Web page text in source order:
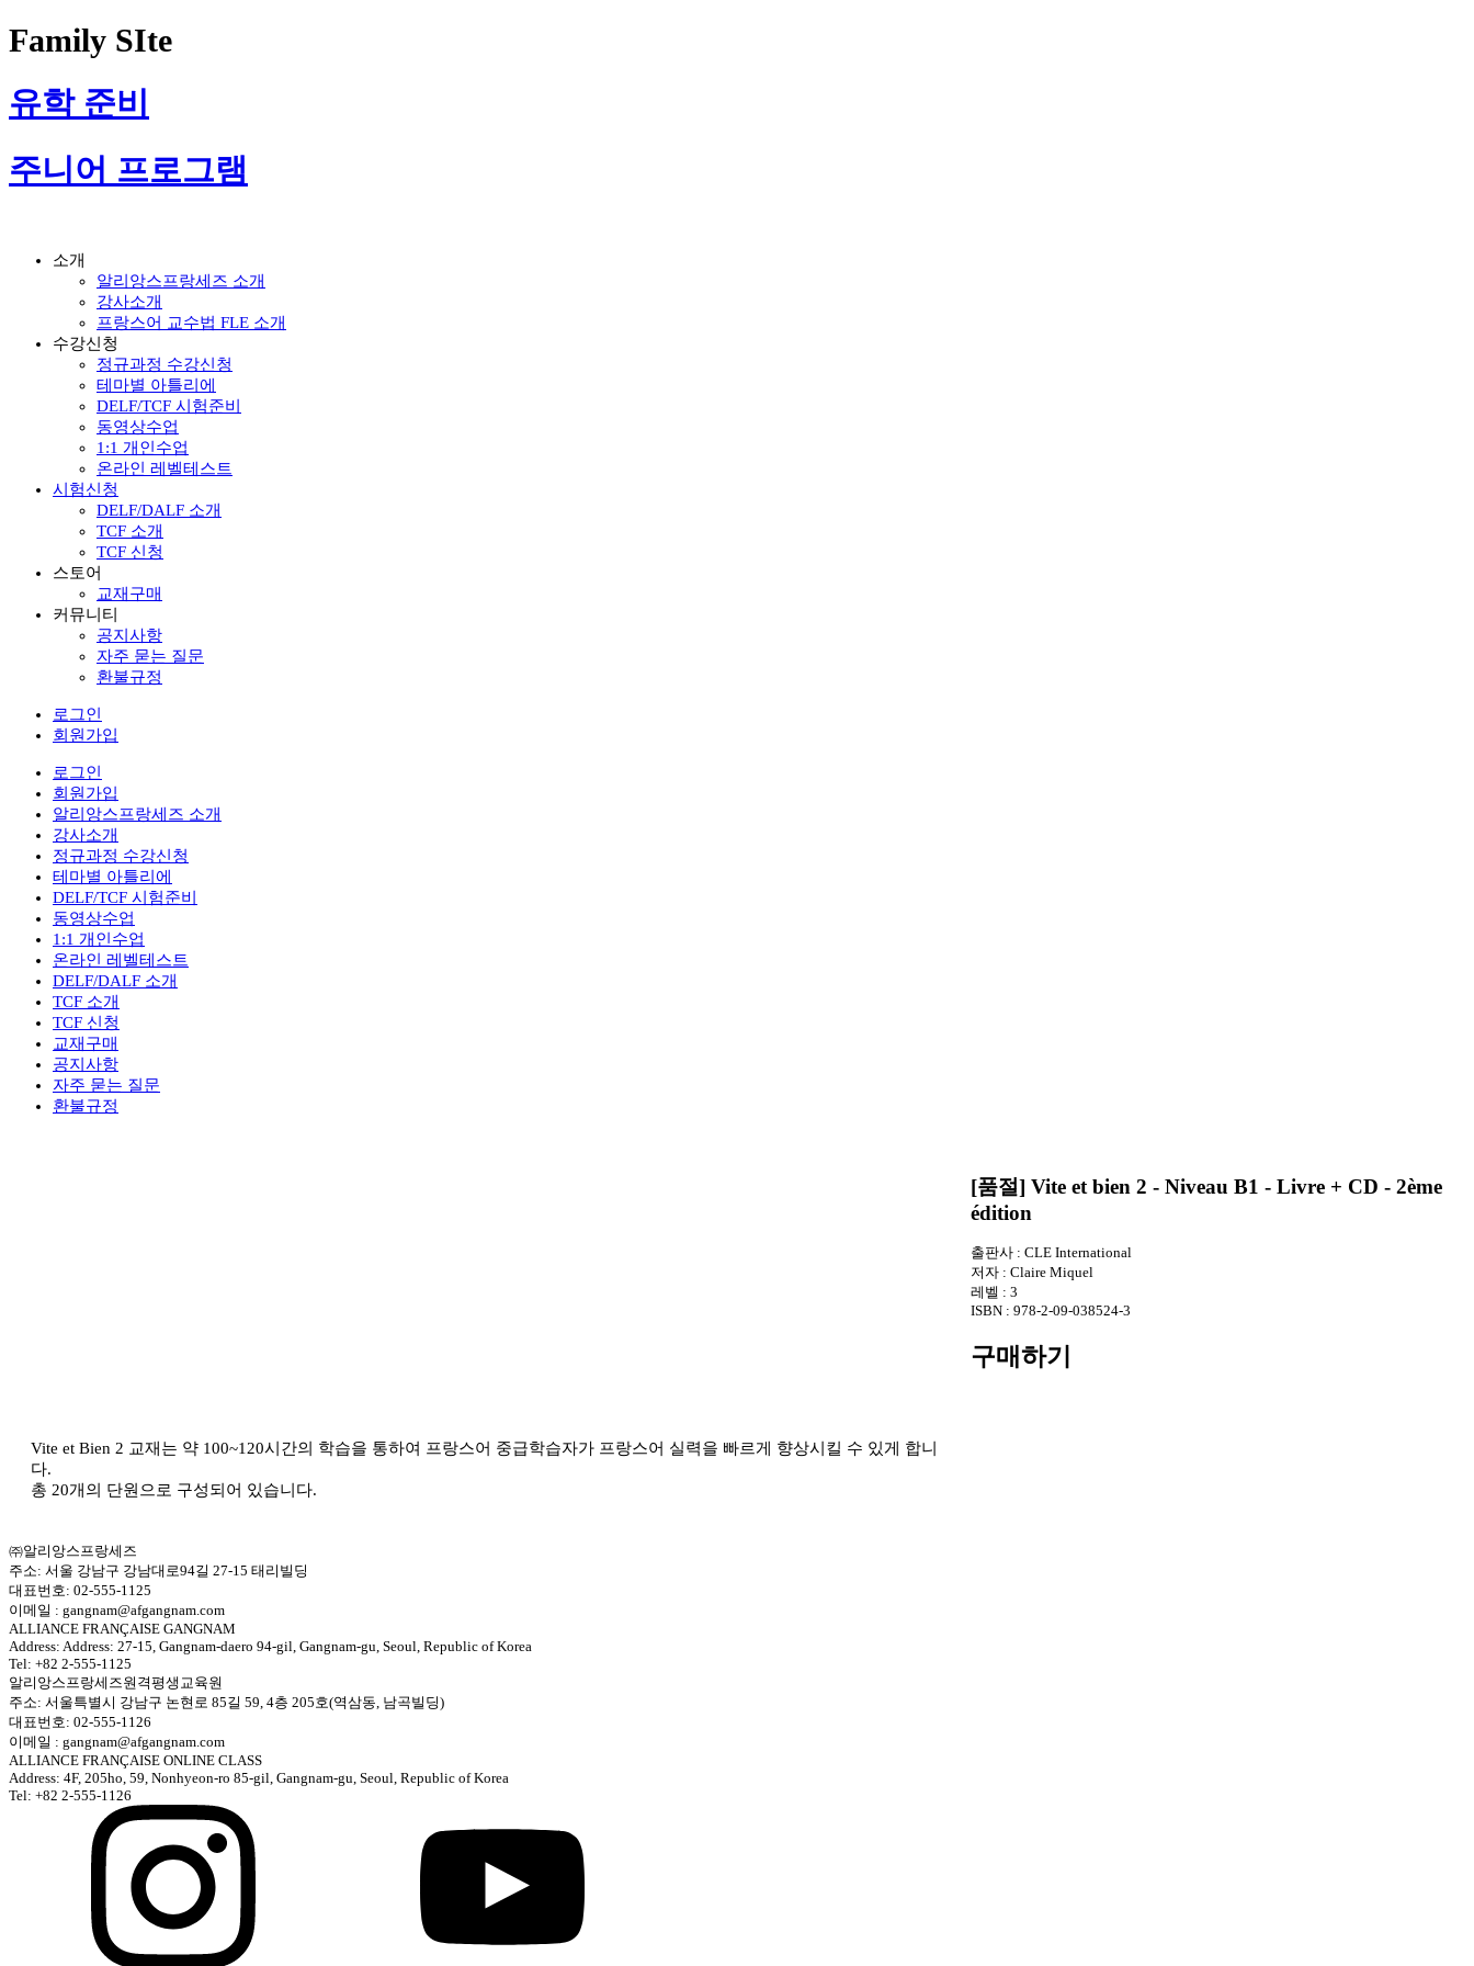
Family SIte
유학 준비
주니어 프로그램
소개
알리앙스프랑세즈 소개
강사소개
프랑스어 교수법 FLE 소개
수강신청
정규과정 수강신청
테마별 아틀리에
DELF/TCF 시험준비
동영상수업
1:1 개인수업
온라인 레벨테스트
시험신청
DELF/DALF 소개
TCF 소개
TCF 신청
스토어
교재구매
커뮤니티
공지사항
자주 묻는 질문
환불규정
로그인
회원가입
로그인
회원가입
알리앙스프랑세즈 소개
강사소개
정규과정 수강신청
테마별 아틀리에
DELF/TCF 시험준비
동영상수업
1:1 개인수업
온라인 레벨테스트
DELF/DALF 소개
TCF 소개
TCF 신청
교재구매
공지사항
자주 묻는 질문
환불규정
[품절] Vite et bien 2 - Niveau B1 - Livre + CD - 2ème
édition
출판사 :CLE International
저자 :Claire Miquel
레벨 :3
ISBN :978-2-09-038524-3
구매하기
Vite et Bien 2 교재는 약 100~120시간의 학습을 통하여 프랑스어 중급학습자가 프랑스어 실력을 빠르게 향상시킬 수 있게 합니
다.
총 20개의 단원으로 구성되어 있습니다.
㈜알리앙스프랑세즈
주소: 서울 강남구 강남대로94길 27-15 태리빌딩
대표번호: 02-555-1125
이메일 : gangnam@afgangnam.com
ALLIANCE FRANÇAISE GANGNAM
Address: Address: 27-15, Gangnam-daero 94-gil, Gangnam-gu, Seoul, Republic of Korea
Tel: +82 2-555-1125
알리앙스프랑세즈원격평생교육원
주소: 서울특별시 강남구 논현로 85길 59, 4층 205호(역삼동, 남곡빌딩)
대표번호: 02-555-1126
이메일 : gangnam@afgangnam.com
ALLIANCE FRANÇAISE ONLINE CLASS
Address: 4F, 205ho, 59, Nonhyeon-ro 85-gil, Gangnam-gu, Seoul, Republic of Korea
Tel: +82 2-555-1126